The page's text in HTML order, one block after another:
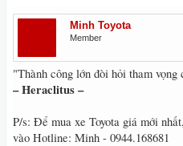
Minh Toyota
Member
"Thành công lớn đòi hỏi tham vọng
– Heraclitus –
P/s: Để mua xe Toyota giá mới
vào Hotline: Minh - 0944.168681